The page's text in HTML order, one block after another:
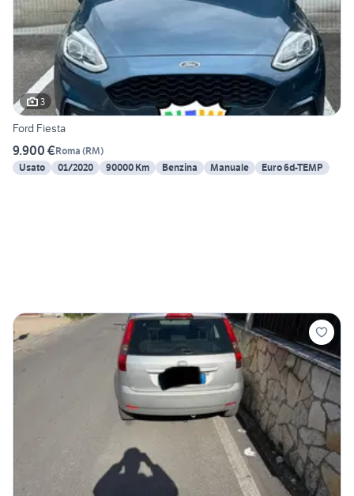
3
Ford Fiesta
9.900 €Roma (RM)
Usato
01/2020 90000 Km Benzina Manuale Euro 6d-TEMP